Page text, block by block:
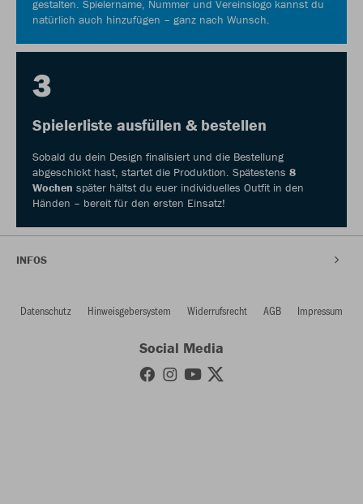
gestalten. Spielername, Nummer und Vereinslogo kannst du
natürlich auch hinzufügen – ganz nach Wunsch.
3
Spielerliste ausfüllen & bestellen
Sobald du dein Design finalisiert und die Bestellung
abgeschickt hast, startet die Produktion. Spätestens 8
Wochen später hältst du euer individuelles Outfit in den
Händen – bereit für den ersten Einsatz!
INFOS
Datenschutz Hinweisgebersystem Widerrufsrecht AGB Impressum
Social Media